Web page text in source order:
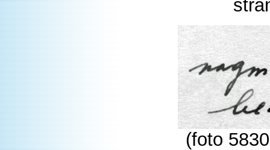
(foto